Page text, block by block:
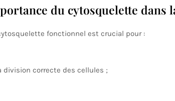
du cytosquelette dans
fonctionnel est crucial pour :
division correcte des cellules ;